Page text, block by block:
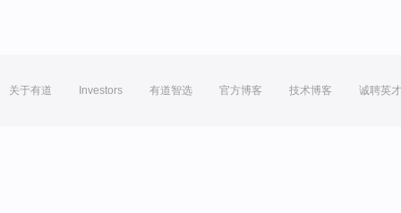
关于有道 Investors 有道智选 官方博客 技术博客 诚聘英才